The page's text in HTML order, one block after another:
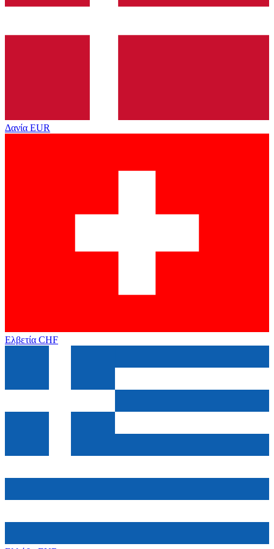
Δανία EUR
Ελβετία CHF